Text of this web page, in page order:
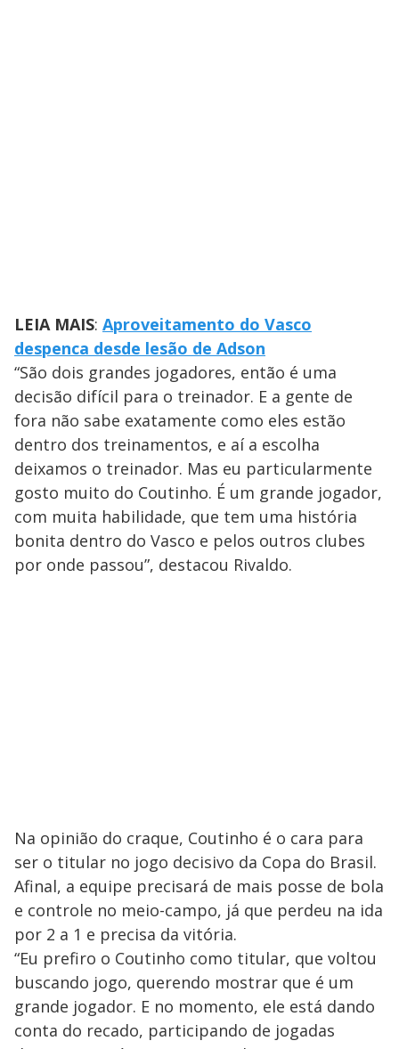
LEIA MAIS: Aproveitamento do Vasco
despenca desde lesão de Adson
“São dois grandes jogadores, então é uma
decisão difícil para o treinador. E a gente de
fora não sabe exatamente como eles estão
dentro dos treinamentos, e aí a escolha
deixamos o treinador. Mas eu particularmente
gosto muito do Coutinho. É um grande jogador,
com muita habilidade, que tem uma história
bonita dentro do Vasco e pelos outros clubes
por onde passou”, destacou Rivaldo.
Na opinião do craque, Coutinho é o cara para
ser o titular no jogo decisivo da Copa do Brasil.
Afinal, a equipe precisará de mais posse de bola
e controle no meio-campo, já que perdeu na ida
por 2 a 1 e precisa da vitória.
“Eu prefiro o Coutinho como titular, que voltou
buscando jogo, querendo mostrar que é um
grande jogador. E no momento, ele está dando
conta do recado, participando de jogadas